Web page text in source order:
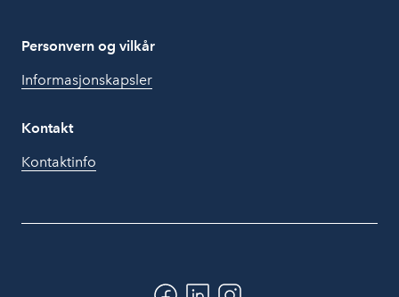
Personvern og vilkår
Informasjonskapsler
Kontakt
Kontaktinfo